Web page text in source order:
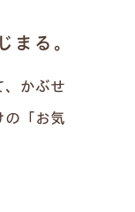
まる。
、かぶせ
の「お気